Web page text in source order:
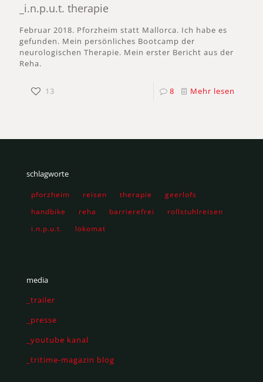
_i.n.p.u.t. therapie
Februar 2018. Pforzheim statt Mallorca. Ich habe es
gefunden. Mein persönliches Bootcamp der
neurologischen Therapie. Mein erster Bericht aus der
Reha.
13 8 Mehr lesen
schlagworte
pforzheim reisen therapie
geerlofs
handbike
reha barrierefrei
rollstuhlreisen
i.n.p.u.t.
lokomat
media
_trailer
_presse
_youtube kanal
_tritime-magazin blog